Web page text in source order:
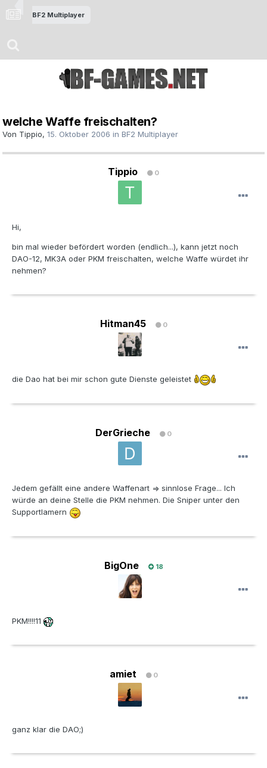
BF2 Multiplayer
welche Waffe freischalten?
Von Tippio, 15. Oktober 2006 in BF2 Multiplayer
Tippio 0
Hi,
bin mal wieder befördert worden (endlich...), kann jetzt noch
DAO-12, MK3A oder PKM freischalten, welche Waffe würdet ihr
nehmen?
Hitman45 0
die Dao hat bei mir schon gute Dienste geleistet
DerGrieche 0
Jedem gefällt eine andere Waffenart => sinnlose Frage... Ich
würde an deine Stelle die PKM nehmen. Die Sniper unter den
Supportlamern
BigOne 18
PKM!!!!11
amiet 0
ganz klar die DAO;)